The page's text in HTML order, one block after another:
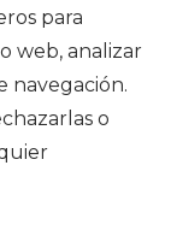
para
web, analizar
navegación.
o